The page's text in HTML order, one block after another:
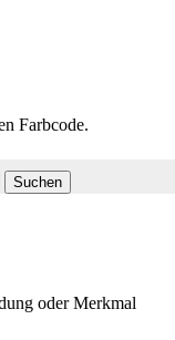
Farbcode.
Suchen
oder Merkmal